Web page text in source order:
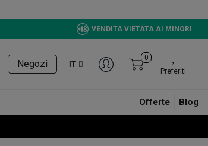
VENDITA VIETATA AI MINORI
Negozi IT
0
Preferiti
Offerte Blog